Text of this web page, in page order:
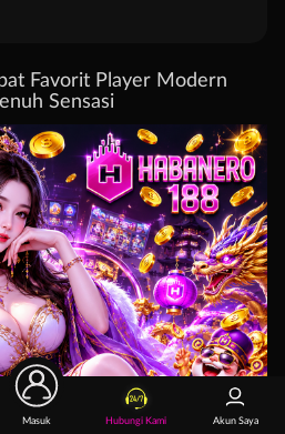
Favorit Player Modern
Sensasi
Masuk Hubungi Kami Akun Saya